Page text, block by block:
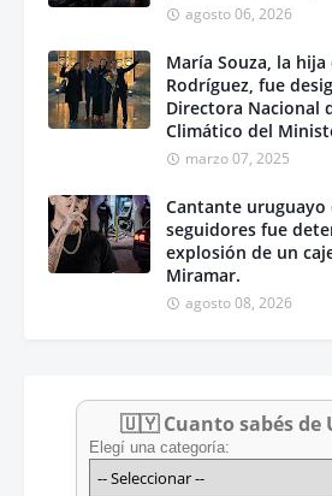
agosto 06, 2026
María Souza, la hija
Rodríguez, fue
Directora Nacional
Climático del
marzo 07, 2025
Cantante uruguayo
seguidores fue
explosión de un
Miramar.
agosto 08, 2026
🇺🇾 Cuanto sabés de
Elegí una categoría: